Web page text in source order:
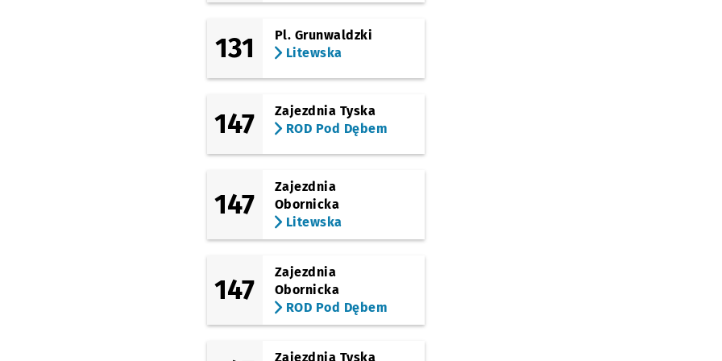
131
Pl. Grunwaldzki
Litewska
147
Zajezdnia Tyska
ROD Pod Dębem
147
Zajezdnia
Obornicka
Litewska
147
Zajezdnia
Obornicka
ROD Pod Dębem
Zajezdnia Tyska